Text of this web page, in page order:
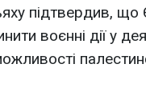
підтвердив,
воєнні дії у